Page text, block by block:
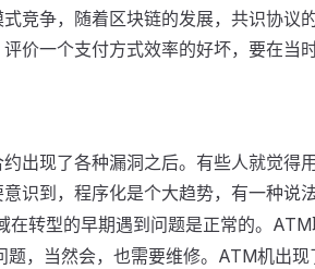
竞争，随着区块链的发展，共识协议
价一个支付方式效率的好坏，要在当
出现了各种漏洞之后。有些人就觉得
识到，程序化是个大趋势，有一种说法
在转型的早期遇到问题是正常的。
，当然会，也需要维修。ATM机出